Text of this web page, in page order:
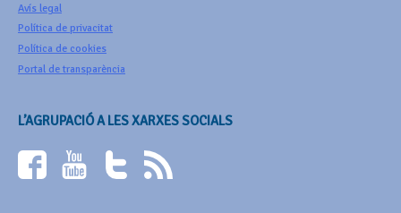
Avís legal
Política de privacitat
Política de cookies
Portal de transparència
L’AGRUPACIÓ A LES XARXES SOCIALS